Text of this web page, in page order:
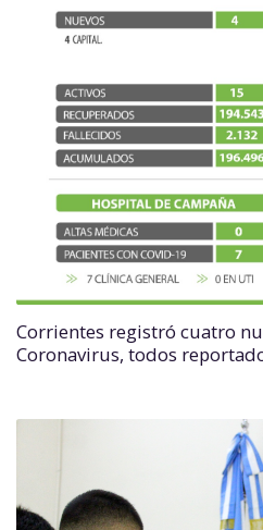
Corrientes registró cuatro
Coronavirus, todos